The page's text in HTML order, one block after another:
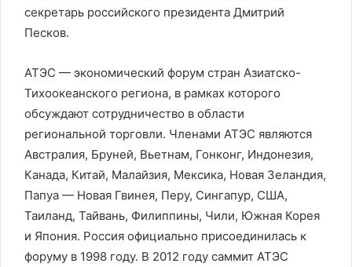
секретарь российского президента Дмитрий
Песков.
АТЭС — экономический форум стран Азиатско-
Тихоокеанского региона, в рамках которого
обсуждают сотрудничество в области
региональной торговли. Членами АТЭС являются
Австралия, Бруней, Вьетнам, Гонконг, Индонезия,
Канада, Китай, Малайзия, Мексика, Новая Зеландия,
Папуа — Новая Гвинея, Перу, Сингапур, США,
Таиланд, Тайвань, Филиппины, Чили, Южная Корея
и Япония. Россия официально присоединилась к
форуму в 1998 году. В 2012 году саммит АТЭС